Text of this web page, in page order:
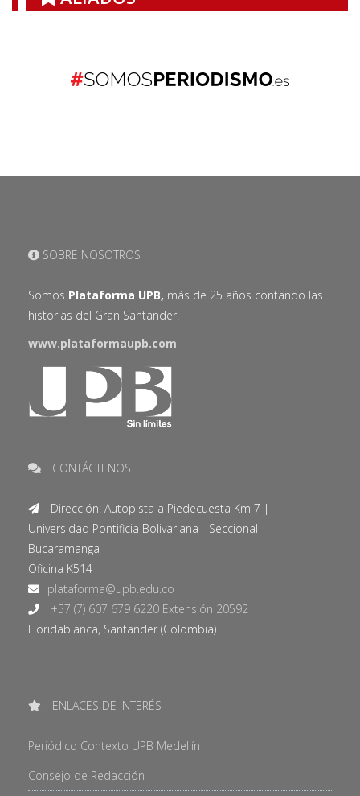
SOBRE NOSOTROS
Somos Plataforma UPB, más de 25 años contando las
historias del Gran Santander.
www.plataformaupb.com
CONTÁCTENOS
Dirección: Autopista a Piedecuesta Km 7 |
Universidad Pontificia Bolivariana - Seccional
Bucaramanga
Oficina K514
+57 (7) 607 679 6220 Extensión 20592
Floridablanca, Santander (Colombia).
ENLACES DE INTERÉS
Periódico Contexto UPB Medellín
Consejo de Redacción